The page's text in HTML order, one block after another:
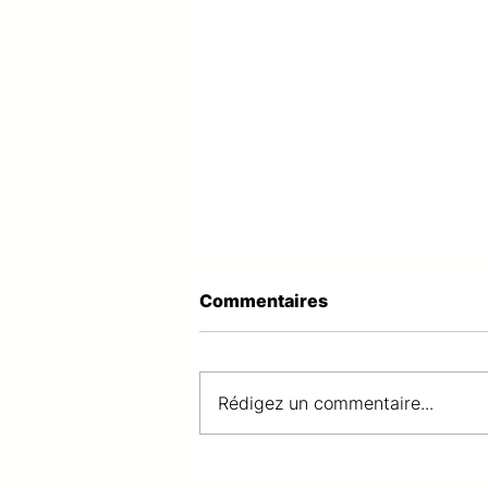
Commentaires
Rédigez un commentaire...